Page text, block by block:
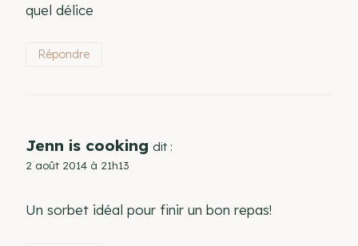
quel délice
Répondre
Jenn is cooking dit :
2 août 2014 à 21h13
Un sorbet idéal pour finir un bon repas!